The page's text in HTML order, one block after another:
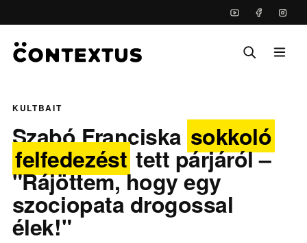
KULTBAIT
Szabó Franciska sokkoló
felfedezést tett párjáról –
"Rájöttem, hogy egy
szociopata drogossal
élek!"